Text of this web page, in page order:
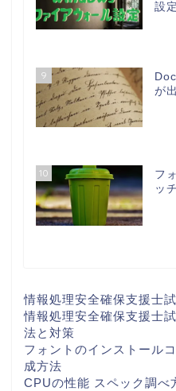
設
9
が
10
フ
ッ
情報処理安全確保支援士
情報処理安全確保支援士
法と対策
フォントのインストール
成方法
CPUの性能 スペック調